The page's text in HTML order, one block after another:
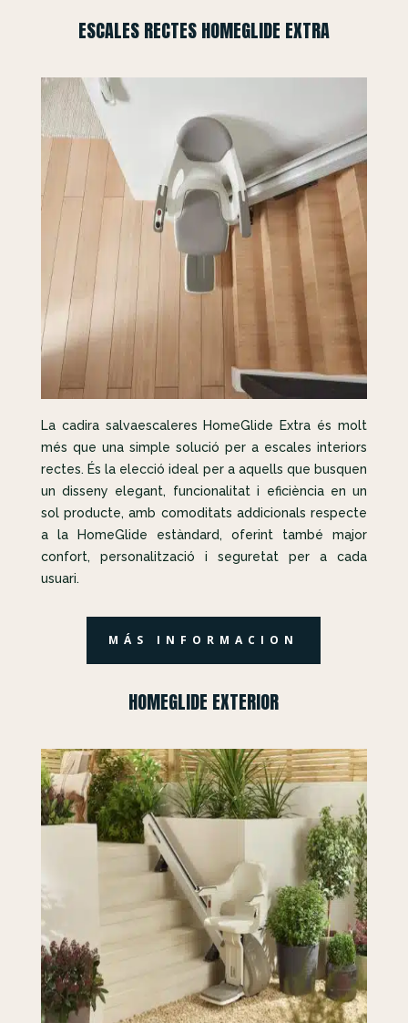
ESCALES RECTES HOMEGLIDE EXTRA
La cadira salvaescaleres HomeGlide Extra és molt
més que una simple solució per a escales interiors
rectes. És la elecció ideal per a aquells que busquen
un disseny elegant, funcionalitat i eficiència en un
sol producte, amb comoditats addicionals respecte
a la HomeGlide estàndard, oferint també major
confort, personalització i seguretat per a cada
usuari.
MÁS INFORMACION
HOMEGLIDE EXTERIOR